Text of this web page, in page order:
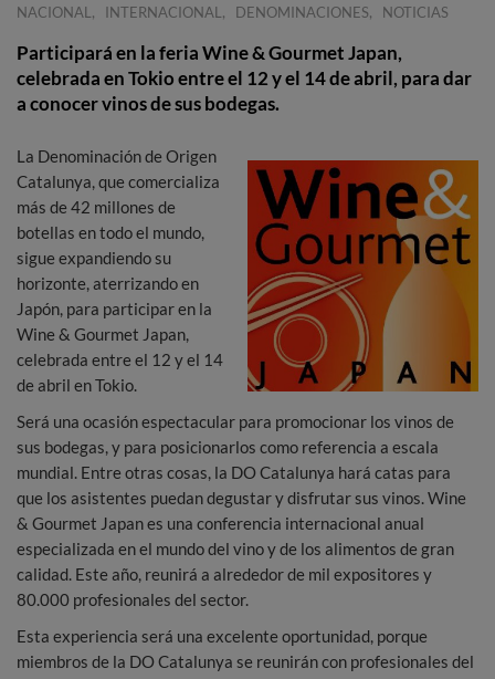
NACIONAL , INTERNACIONAL , DENOMINACIONES, NOTICIAS
Participará en la feria Wine & Gourmet Japan,
celebrada en Tokio entre el 12 y el 14 de abril, para dar
a conocer vinos de sus bodegas.
La Denominación de Origen
Catalunya, que comercializa
más de 42 millones de
botellas en todo el mundo,
sigue expandiendo su
horizonte, aterrizando en
Japón, para participar en la
Wine & Gourmet Japan,
celebrada entre el 12 y el 14
de abril en Tokio.
Será una ocasión espectacular para promocionar los vinos de
sus bodegas, y para posicionarlos como referencia a escala
mundial. Entre otras cosas, la DO Catalunya hará catas para
que los asistentes puedan degustar y disfrutar sus vinos. Wine
& Gourmet Japan es una conferencia internacional anual
especializada en el mundo del vino y de los alimentos de gran
calidad. Este año, reunirá a alrededor de mil expositores y
80.000 profesionales del sector.
Esta experiencia será una excelente oportunidad, porque
miembros de la DO Catalunya se reunirán con profesionales del